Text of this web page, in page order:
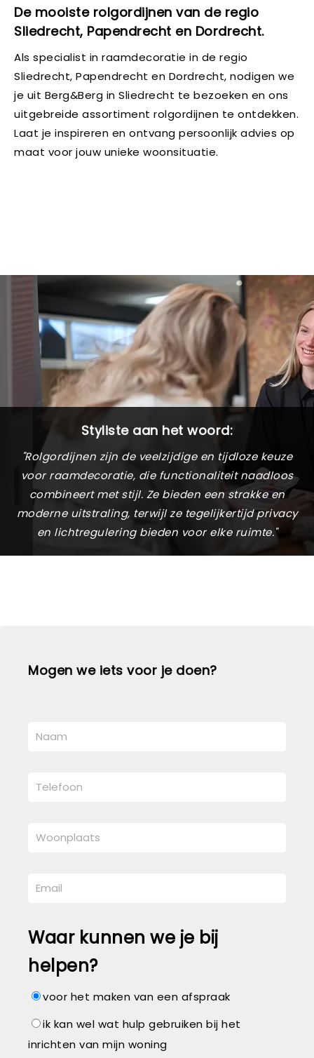
De mooiste rolgordijnen van de regio
Sliedrecht, Papendrecht en Dordrecht.
Als specialist in raamdecoratie in de regio
Sliedrecht, Papendrecht en Dordrecht, nodigen we
je uit Berg&Berg in Sliedrecht te bezoeken en ons
uitgebreide assortiment rolgordijnen te ontdekken.
Laat je inspireren en ontvang persoonlijk advies op
maat voor jouw unieke woonsituatie.
Styliste aan het woord:
"Rolgordijnen zijn de veelzijdige en tijdloze keuze
voor raamdecoratie, die functionaliteit naadloos
combineert met stijl. Ze bieden een strakke en
moderne uitstraling, terwijl ze tegelijkertijd privacy
en lichtregulering bieden voor elke ruimte."
Mogen we iets voor je doen?
Waar kunnen we je bij
helpen?
voor het maken van een afspraak
ik kan wel wat hulp gebruiken bij het
inrichten van mijn woning